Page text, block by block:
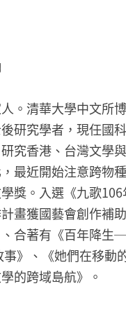
。清華大學中文所
研究學者，現任國
究香港、台灣文學
最近開始注意跨物
獎。入選《九歌
畫獲國藝會創作補
、合著有《百年降
》、《她們在移動
的跨域島航》。